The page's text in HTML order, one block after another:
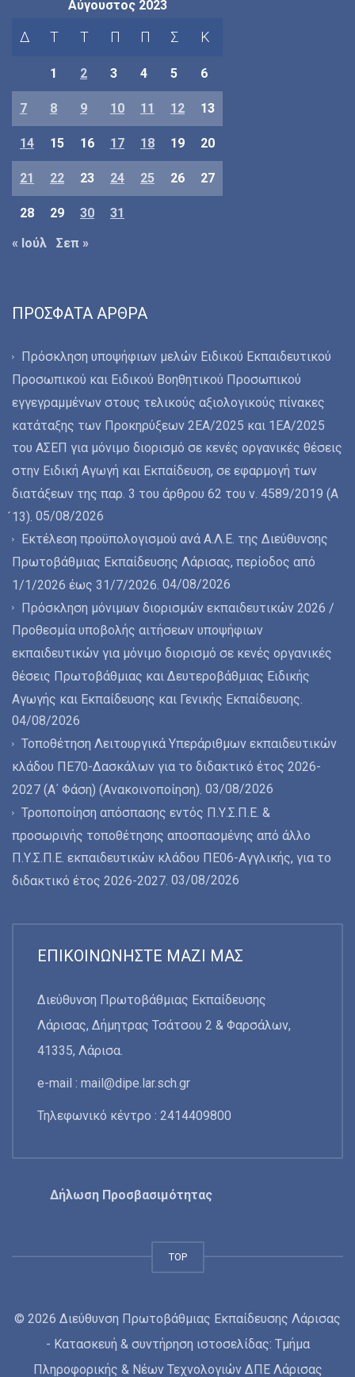
Αύγουστος 2023
Δ Τ Τ Π Π Σ Κ
1 2 3 4 5 6
7 8 9 10 11 12 13
14 15 16 17 18 19 20
21 22 23 24 25 26 27
28 29 30
31
« Ιούλ
Σεπ »
ΠΡΌΣΦΑΤΑ ΆΡΘΡΑ
Πρόσκληση υποψήφιων μελών Ειδικού Εκπαιδευτικού
Προσωπικού και Ειδικού Βοηθητικού Προσωπικού
εγγεγραμμένων στους τελικούς αξιολογικούς πίνακες
κατάταξης των Προκηρύξεων 2ΕΑ/2025 και 1ΕΑ/2025
του ΑΣΕΠ για μόνιμο διορισμό σε κενές οργανικές θέσεις
στην Ειδική Αγωγή και Εκπαίδευση, σε εφαρμογή των
διατάξεων της παρ. 3 του άρθρου 62 του ν. 4589/2019 (Α
́13). 05/08/2026
Εκτέλεση προϋπολογισμού ανά Α.Λ.Ε. της Διεύθυνσης
Πρωτοβάθμιας Εκπαίδευσης Λάρισας, περίοδος από
1/1/2026 έως 31/7/2026. 04/08/2026
Πρόσκληση μόνιμων διορισμών εκπαιδευτικών 2026 /
Προθεσμία υποβολής αιτήσεων υποψήφιων
εκπαιδευτικών για μόνιμο διορισμό σε κενές οργανικές
θέσεις Πρωτοβάθμιας και Δευτεροβάθμιας Ειδικής
Αγωγής και Εκπαίδευσης και Γενικής Εκπαίδευσης.
04/08/2026
Τοποθέτηση Λειτουργικά Υπεράριθμων εκπαιδευτικών
κλάδου ΠΕ70-Δασκάλων για το διδακτικό έτος 2026-
2027 (Α΄ Φάση) (Ανακοινοποίηση). 03/08/2026
Τροποποίηση απόσπασης εντός Π.Υ.Σ.Π.Ε. &
προσωρινής τοποθέτησης αποσπασμένης από άλλο
Π.Υ.Σ.Π.Ε. εκπαιδευτικών κλάδου ΠΕ06-Αγγλικής, για το
διδακτικό έτος 2026-2027. 03/08/2026
ΕΠΙΚΟΙΝΩΝΉΣΤΕ ΜΑΖΊ ΜΑΣ
Διεύθυνση Πρωτοβάθμιας Εκπαίδευσης
Λάρισας, Δήμητρας Τσάτσου 2 & Φαρσάλων,
41335, Λάρισα.
e-mail : mail@dipe.lar.sch.gr
Τηλεφωνικό κέντρο : 2414409800
Δήλωση Προσβασιμότητας
TOP
© 2026 Διεύθυνση Πρωτοβάθμιας Εκπαίδευσης Λάρισας
- Κατασκευή & συντήρηση ιστοσελίδας: Τμήμα
Πληροφορικής & Νέων Τεχνολογιών ΔΠΕ Λάρισας